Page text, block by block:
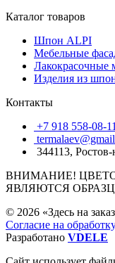
Каталог товаров
Шпон ALPI
Мебельные
Лакокрасочные
Изделия из
Контакты
+7 918 558-08-
344113,
ВНИМАНИЕ!
ЯВЛЯЮТСЯ
© 2026 «Здесь на
Согласие на
Разработано VDELE